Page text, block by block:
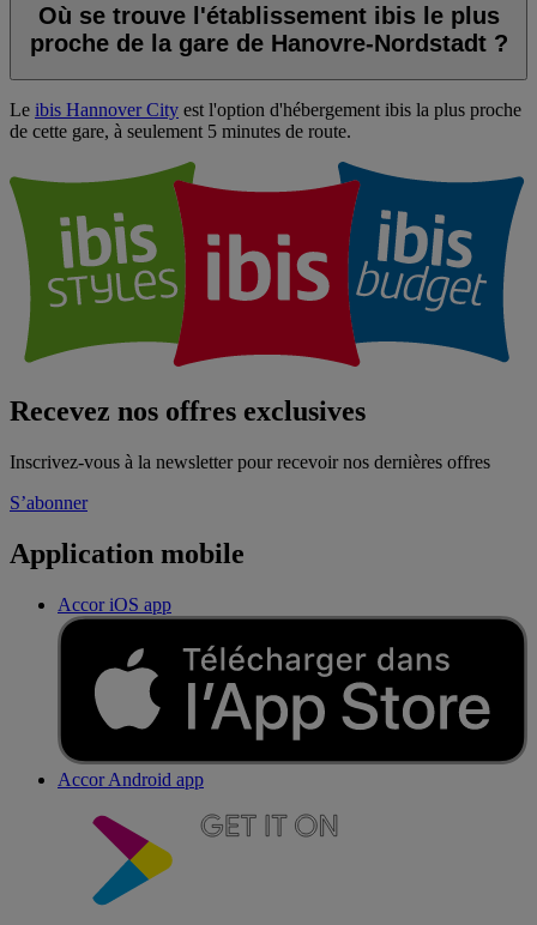
Où se trouve l'établissement ibis le plus
proche de la gare de Hanovre-Nordstadt ?
Le ibis Hannover City est l'option d'hébergement ibis la plus proche
de cette gare, à seulement 5 minutes de route.
Recevez nos offres exclusives
Inscrivez-vous à la newsletter pour recevoir nos dernières offres
S’abonner
Application mobile
Accor iOS app
Accor Android app